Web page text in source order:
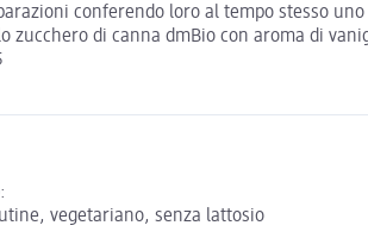
conferendo loro al tempo stesso
zucchero di canna dmBio con aroma di
vegetariano, senza lattosio